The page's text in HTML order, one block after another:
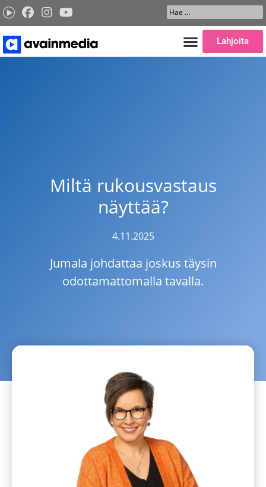
Siirry
sisältöön
Search
...
Lahjoita
Miltä rukousvastaus
näyttää?
4.11.2025
Jumala johdattaa joskus täysin
odottamattomalla tavalla.